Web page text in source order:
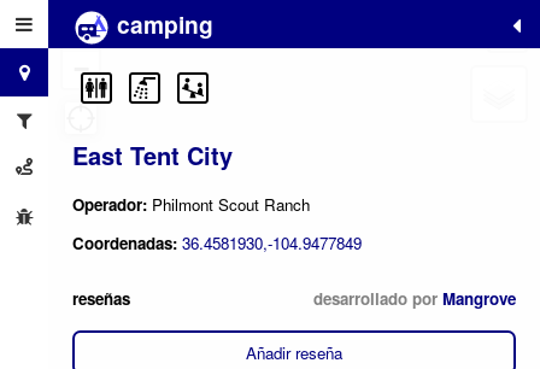
camping
East Tent City
Operador: Philmont Scout Ranch
Coordenadas: 36.4581930,-104.9477849
reseñas desarrollado por Mangrove
Añadir reseña
+
−